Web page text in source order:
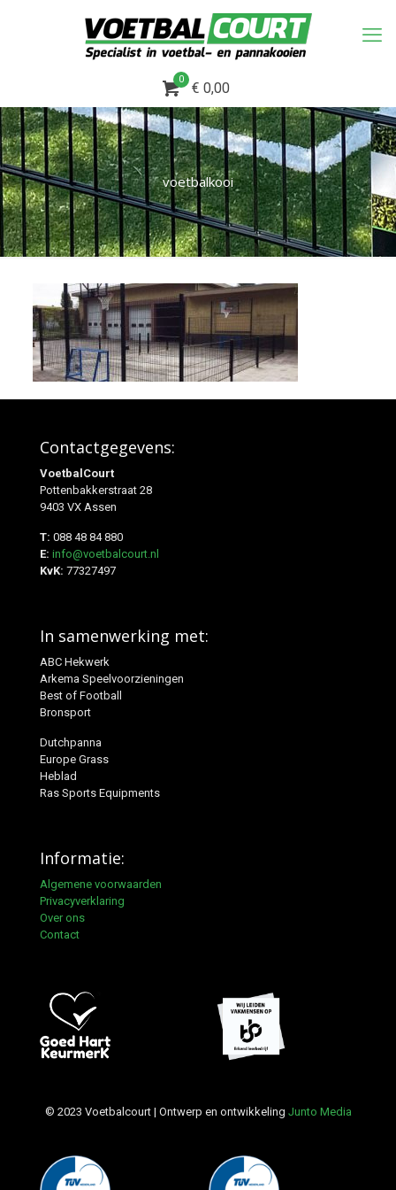
0
€ 0,00
voetbalkooi
Contactgegevens:
VoetbalCourt
Pottenbakkerstraat 28
9403 VX Assen
T: 088 48 84 880
E: info@voetbalcourt.nl
KvK: 77327497
In samenwerking met:
ABC Hekwerk
Arkema Speelvoorzieningen
Best of Football
Bronsport
Dutchpanna
Europe Grass
Heblad
Ras Sports Equipments
Informatie:
Algemene voorwaarden
Privacyverklaring
Over ons
Contact
© 2023 Voetbalcourt | Ontwerp en ontwikkeling Junto Media